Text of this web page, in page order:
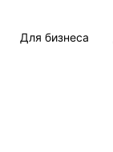
Для бизнеса